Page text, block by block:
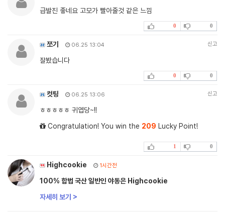
급발진 좋네요 고모가 빨아줄것 같은 느낌
0 0
쪼기 06.25 13:04 신고
잘봤습니다
0 0
컷팅 06.25 13:06 신고
ㅎㅎㅎㅎㅎ 귀엽당~!!
Congratulation! You win the 209 Lucky Point!
1 0
Highcookie 1시간전
100% 합법 국산 일반인 야동은 Highcookie
자세히 보기 >